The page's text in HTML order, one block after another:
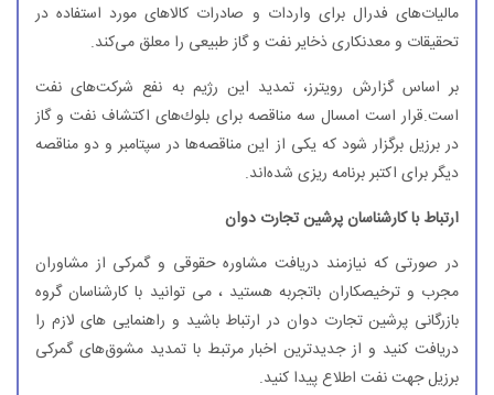
مالیات‌های فدرال برای واردات و صادرات كالاهای مورد استفاده در
تحقیقات و معدنكاری ذخایر نفت و گاز طبیعی را معلق می‌كند.
بر اساس گزارش رویترز، تمدید این رژیم به نفع شركت‌های نفت
است.قرار است امسال سه مناقصه برای بلوك‌های اكتشاف نفت و گاز
در برزیل برگزار شود كه یكی از این مناقصه‌ها در سپتامبر و دو مناقصه
دیگر برای اكتبر برنامه ریزی شده‌اند.
ارتباط با کارشناسان پرشین تجارت دوان
در صورتی که نیازمند دریافت مشاوره حقوقی و گمرکی از مشاوران
مجرب و ترخیصکاران باتجربه هستید ، می توانید با کارشناسان گروه
بازرگانی پرشین تجارت دوان در ارتباط باشید و راهنمایی های لازم را
دریافت کنید و از جدیدترین اخبار مرتبط با تمدید مشوق‌های گمركی
برزیل جهت نفت اطلاع پیدا کنید.